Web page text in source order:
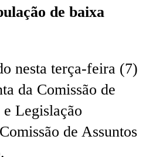
de baixa
nesta terça-feira (7)
da Comissão de
Legislação
de Assuntos